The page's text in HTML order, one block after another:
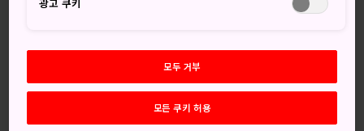
슈큐보 체험을 통한 전통 사찰 숙박
승려들이 행하는 아침 예불
불교 진언종파식 명상법 아지칸 체험
광고 쿠키
모두 거부
모든 쿠키 허용